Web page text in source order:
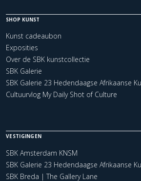
SHOP KUNST
Kunst cadeaubon
Exposities
Over de SBK kunstcollectie
SBK Galerie
SBK Galerie 23 Hedendaagse Afrikaanse
Cultuurvlog My Daily Shot of Culture
VESTIGINGEN
SBK Amsterdam KNSM
SBK Galerie 23 Hedendaagse Afrikaanse
SBK Breda | The Gallery Lane